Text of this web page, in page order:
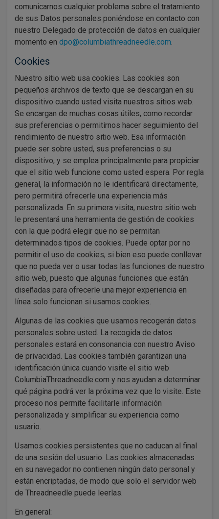
comunicarnos cualquier problema sobre el tratamiento
de sus Datos personales poniéndose en contacto con
nuestro Delegado de protección de datos en cualquier
momento en dpo@columbiathreadneedle.com.
Cookies
Nuestro sitio web usa cookies. Las cookies son
pequeños archivos de texto que se descargan en su
dispositivo cuando usted visita nuestros sitios web.
Se encargan de muchas cosas útiles, como recordar
sus preferencias o permitirnos hacer seguimiento del
rendimiento de nuestro sitio web. Esa información
puede ser sobre usted, sus preferencias o su
dispositivo, y se emplea principalmente para propiciar
que el sitio web funcione como usted espera. Por regla
general, la información no le identificará directamente,
pero permitirá ofrecerle una experiencia más
personalizada. En su primera visita, nuestro sitio web
le presentará una herramienta de gestión de cookies
con la que podrá elegir que no se permitan
determinados tipos de cookies. Puede optar por no
permitir el uso de cookies, si bien eso puede conllevar
que no pueda ver o usar todas las funciones de nuestro
sitio web, puesto que algunas funciones que están
diseñadas para ofrecerle una mejor experiencia en
línea solo funcionan si usamos cookies.
Algunas de las cookies que usamos recogerán datos
personales sobre usted. La recogida de datos
personales estará en consonancia con nuestro Aviso
de privacidad. Las cookies también garantizan una
identificación única cuando visite el sitio web
ColumbiaThreadneedle.com y nos ayudan a determinar
qué página podrá ver la próxima vez que lo visite. Este
proceso nos permite facilitarle información
personalizada y simplificar su experiencia como
usuario.
Usamos cookies persistentes que no caducan al final
de una sesión del usuario. Las cookies almacenadas
en su navegador no contienen ningún dato personal y
están encriptadas, de modo que solo el servidor web
de Threadneedle puede leerlas.
En general: